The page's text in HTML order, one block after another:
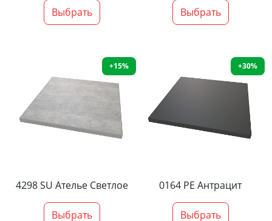
Выбрать Выбрать
+15%
4298 SU Ателье Светлое
Выбрать
+30%
0164 PE Антрацит
Выбрать